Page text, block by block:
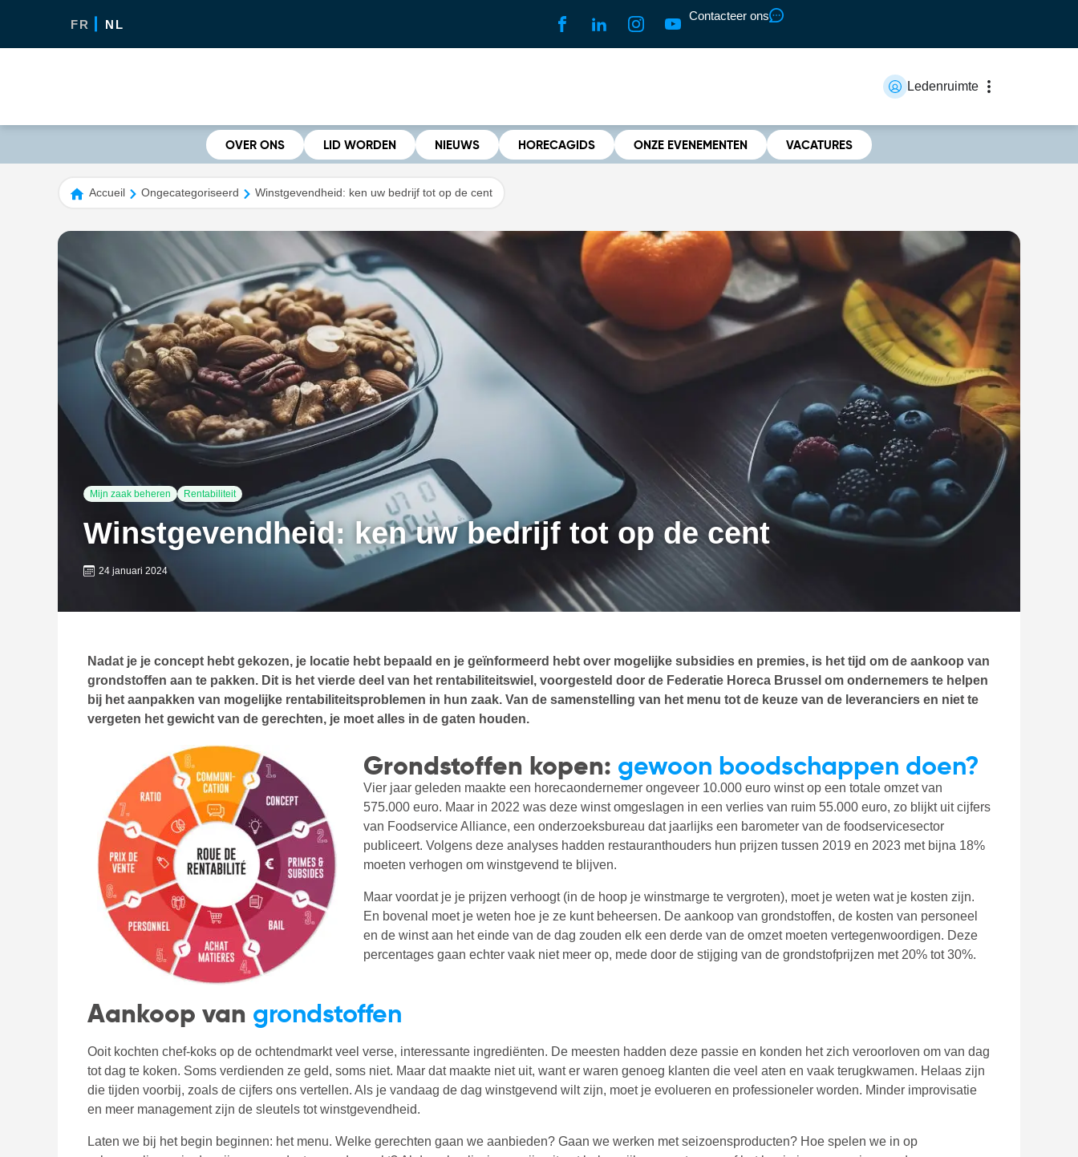
FR NL
Contacteer ons
Ledenruimte
OVER ONS LID WORDEN NIEUWS HORECAGIDS ONZE EVENEMENTEN VACATURES
Accueil Ongecategoriseerd Winstgevendheid: ken uw bedrijf tot op de cent
Mijn zaak beheren Rentabiliteit
Winstgevendheid: ken uw bedrijf tot op de cent
24 januari 2024
Nadat je je concept hebt gekozen, je locatie hebt bepaald en je geïnformeerd hebt over mogelijke subsidies en premies, is het tijd om de aankoop van
grondstoffen aan te pakken. Dit is het vierde deel van het rentabiliteitswiel, voorgesteld door de Federatie Horeca Brussel om ondernemers te helpen
bij het aanpakken van mogelijke rentabiliteitsproblemen in hun zaak. Van de samenstelling van het menu tot de keuze van de leveranciers en niet te
vergeten het gewicht van de gerechten, je moet alles in de gaten houden.
Grondstoffen kopen: gewoon boodschappen doen?
Vier jaar geleden maakte een horecaondernemer ongeveer 10.000 euro winst op een totale omzet van
575.000 euro. Maar in 2022 was deze winst omgeslagen in een verlies van ruim 55.000 euro, zo blijkt uit cijfers
van Foodservice Alliance, een onderzoeksbureau dat jaarlijks een barometer van de foodservicesector
publiceert. Volgens deze analyses hadden restauranthouders hun prijzen tussen 2019 en 2023 met bijna 18%
moeten verhogen om winstgevend te blijven.
Maar voordat je je prijzen verhoogt (in de hoop je winstmarge te vergroten), moet je weten wat je kosten zijn.
En bovenal moet je weten hoe je ze kunt beheersen. De aankoop van grondstoffen, de kosten van personeel
en de winst aan het einde van de dag zouden elk een derde van de omzet moeten vertegenwoordigen. Deze
percentages gaan echter vaak niet meer op, mede door de stijging van de grondstofprijzen met 20% tot 30%.
Aankoop van grondstoffen
Ooit kochten chef-koks op de ochtendmarkt veel verse, interessante ingrediënten. De meesten hadden deze passie en konden het zich veroorloven om van dag
tot dag te koken. Soms verdienden ze geld, soms niet. Maar dat maakte niet uit, want er waren genoeg klanten die veel aten en vaak terugkwamen. Helaas zijn
die tijden voorbij, zoals de cijfers ons vertellen. Als je vandaag de dag winstgevend wilt zijn, moet je evolueren en professioneler worden. Minder improvisatie
en meer management zijn de sleutels tot winstgevendheid.
Laten we bij het begin beginnen: het menu. Welke gerechten gaan we aanbieden? Gaan we werken met seizoensproducten? Hoe spelen we in op